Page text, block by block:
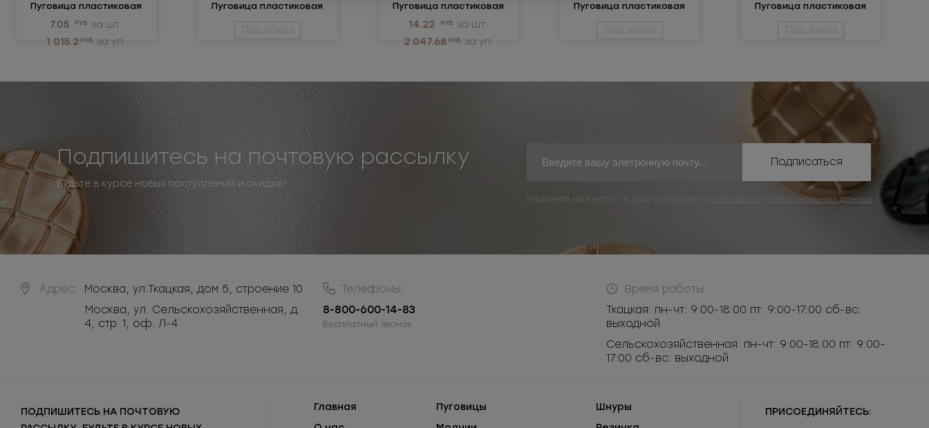
Пуговица пластиковая
7.05 РУБ за шт.
1 015.2 РУБ за уп.
Пуговица пластиковая
Под заказ
Пуговица пластиковая
14.22 РУБ за шт.
2 047.68 РУБ за уп.
Пуговица пластиковая
Под заказ
Пуговица пластиковая
Под заказ
Подпишитесь на почтовую рассылку
Будьте в курсе новых поступлений и скидок!
Подписаться
Нажимая на кнопку, я даю согласие на обработку персональных данных
Адрес: Москва, ул.Ткацкая, дом 5, строение 10
Москва, ул. Сельскохозяйственная, д.
4, стр. 1, оф. Л-4
Телефоны:
8-800-600-14-83
Бесплатный звонок
Время работы:
Ткацкая: пн-чт: 9:00-18:00 пт: 9:00-17:00 сб-вс:
выходной
Сельскохозяйственная: пн-чт: 9:00-18:00 пт: 9:00-
17:00 сб-вс: выходной
ПОДПИШИТЕСЬ НА ПОЧТОВУЮ
Главная
Пуговицы
Шнуры
ПРИСОЕДИНЯЙТЕСЬ: